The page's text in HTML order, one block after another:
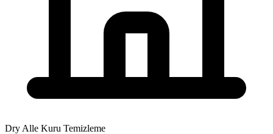
Dry Alle Kuru Temizleme